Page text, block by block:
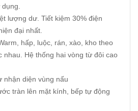
dụng.
lượng dư. Tiết kiệm 30% điện
đại nhất.
hấp, luộc, rán, xào, kho theo
nhau. Hệ thống hai vòng từ đôi cao
nhận diện vùng nấu
tràn lên mặt kính, bếp tự động